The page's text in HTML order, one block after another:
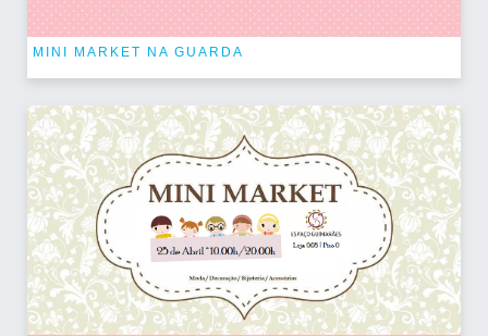
MINI MARKET NA GUARDA